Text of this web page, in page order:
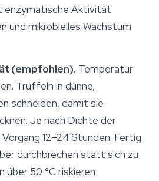
enzymatische Aktivität
und mikrobielles Wachstum
(empfohlen). Temperatur
Trüffeln in dünne,
schneiden, damit sie
Je nach Dichte der
12–24 Stunden. Fertig
durchbrechen statt sich zu
über 50 °C riskieren